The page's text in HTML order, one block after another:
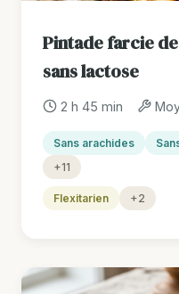
Pintade farcie
sans lactose
2 h 45 min
Sans arachides
+11
Flexitarien +2